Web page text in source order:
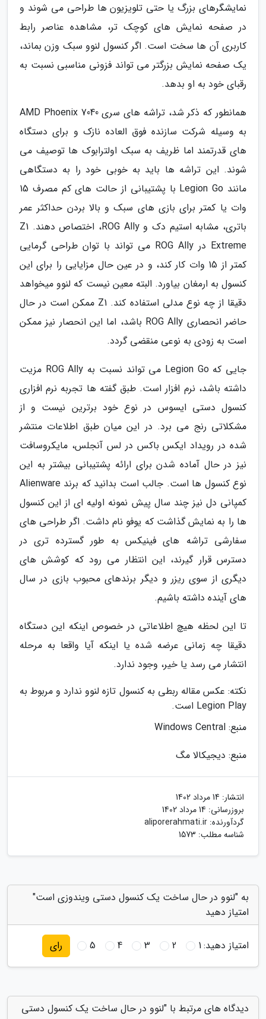
نمایشگرهای بزرگ یا حتی تلویزیون ها طراحی می شوند و
در صفحه نمایش های کوچک تر، مشاهده عناصر رابط
کاربری آن ها سخت است. اگر کنسول لنوو سبک وزن بماند،
یک صفحه نمایش بزرگتر می تواند فزونی مناسبی نسبت به
رقبای خود به او بدهد.
همانطور که ذکر شد، تراشه های سری AMD Phoenix 7040
به وسیله شرکت سازنده فوق العاده نازک و برای دستگاه
های قدرتمند اما ظریف به سبک اولترابوک ها توصیف می
شوند. این تراشه ها باید به خوبی خود را به دستگاهی
مانند Legion Go با پشتیبانی از حالت های کم مصرف 15
وات یا کمتر برای بازی های سبک و بالا بردن حداکثر عمر
باتری، مشابه استیم دک و ROG Ally، اختصاص دهند. Z1
Extreme در ROG Ally می تواند با توان طراحی گرمایی
کمتر از 15 وات کار کند، و در عین حال مزایایی را برای این
کنسول به ارمغان بیاورد. البته معین نیست که لنوو میخواهد
دقیقا از چه نوع مدلی استفاده کند. Z1 ممکن است در حال
حاضر انحصاری ROG Ally باشد، اما این انحصار نیز ممکن
است به زودی به نوعی منقضی گردد.
جایی که Legion Go می تواند نسبت به ROG Ally مزیت
داشته باشد، نرم افزار است. طبق گفته ها تجربه نرم افزاری
کنسول دستی ایسوس در نوع خود برترین نیست و از
مشکلاتی رنج می برد. در این میان طبق اطلاعات منتشر
شده در رویداد ایکس باکس در لس آنجلس، مایکروسافت
نیز در حال آماده شدن برای ارائه پشتیبانی بیشتر به این
نوع کنسول ها است. جالب است بدانید که برند Alienware
کمپانی دل نیز چند سال پیش نمونه اولیه ای از این کنسول
ها را به نمایش گذاشت که یوفو نام داشت. اگر طراحی های
سفارشی تراشه های فینیکس به طور گسترده تری در
دسترس قرار گیرند، این انتظار می رود که کوشش های
دیگری از سوی ریزر و دیگر برندهای محبوب بازی در سال
های آینده داشته باشیم.
تا این لحظه هیچ اطلاعاتی در خصوص اینکه این دستگاه
دقیقا چه زمانی عرضه شده یا اینکه آیا واقعا به مرحله
انتشار می رسد یا خیر، وجود ندارد.
نکته: عکس مقاله ربطی به کنسول تازه لنوو ندارد و مربوط به
Legion Play است.
منبع: Windows Central
منبع: دیجیکالا مگ
انتشار: 14 مرداد 1402
بروزرسانی: 14 مرداد 1402
گردآورنده: aliporerahmati.ir
شناسه مطلب: 1573
به "لنوو در حال ساخت یک کنسول دستی ویندوزی است"
امتیاز دهید
امتیاز دهید:1
2
3
4
5 رای
دیدگاه های مرتبط با "لنوو در حال ساخت یک کنسول دستی